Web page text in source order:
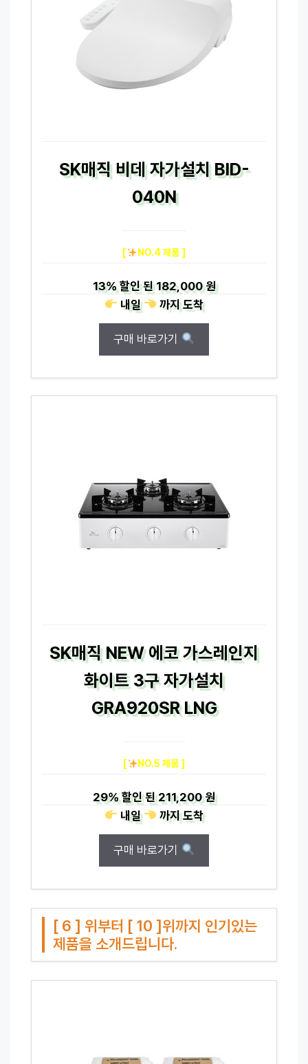
SK매직 비데 자가설치 BID-
040N
[ NO.4 제품 ]
13%할인 된182,000 원
내일
까지도착
구매 바로가기
SK매직 NEW 에코 가스레인지
화이트 3구 자가설치
GRA920SR LNG
[ NO.5 제품 ]
29%할인 된211,200 원
내일
까지도착
구매 바로가기
[ 6 ] 위부터 [ 10 ]위까지 인기있는
제품을 소개드립니다.